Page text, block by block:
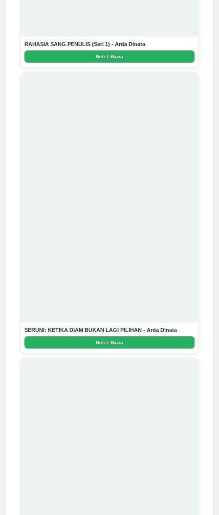
RAHASIA SANG PENULIS (Seri 1) - Arda Dinata
Beli / Baca
SERUNI: KETIKA DIAM BUKAN LAGI PILIHAN - Arda Dinata
Beli / Baca